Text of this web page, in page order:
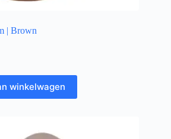
| Brown
winkelwagen